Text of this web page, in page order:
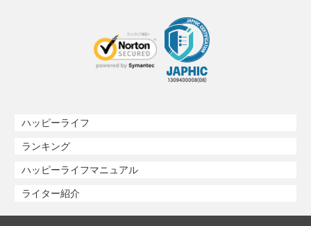
ハッピーライフ
ランキング
ハッピーライフマニュアル
ライター紹介